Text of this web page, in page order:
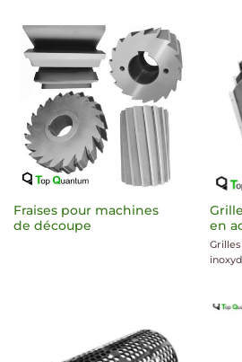
Fraises pour machines
de découpe
en